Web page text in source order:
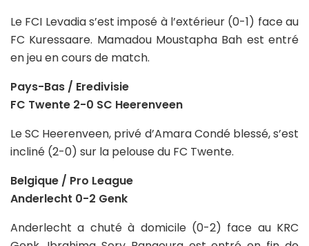
Le FCI Levadia s’est imposé à l’extérieur (0-1) face au
FC Kuressaare. Mamadou Moustapha Bah est entré
en jeu en cours de match.
Pays-Bas / Eredivisie
FC Twente 2-0 SC Heerenveen
Le SC Heerenveen, privé d’Amara Condé blessé, s’est
incliné (2-0) sur la pelouse du FC Twente.
Belgique / Pro League
Anderlecht 0-2 Genk
Anderlecht a chuté à domicile (0-2) face au KRC